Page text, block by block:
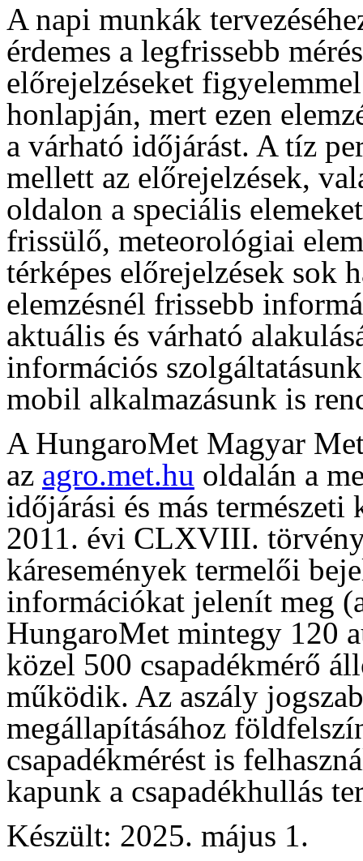
A napi munkák
érdemes a legfrissebb
előrejelzéseket
honlapján, mert ezen
a várható időjárást. A tíz
mellett az előrejelzések,
oldalon a speciális
frissülő, meteorológiai
térképes előrejelzések sok
elemzésnél frissebb
aktuális és várható
információs
mobil alkalmazásunk is
A HungaroMet Magyar
az agro.met.hu oldalán a
időjárási és más
2011. évi CLXVIII.
káresemények termelői
információkat jelenít meg
HungaroMet mintegy 120
közel 500 csapadékmérő
működik. Az aszály
megállapításához
csapadékmérést is
kapunk a csapadékhullás
Készült: 2025. május 1.